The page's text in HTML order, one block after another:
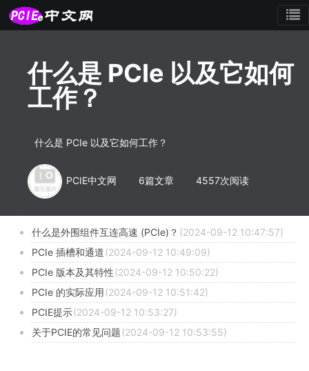
什么是 PCIe 以及它如何
工作？
什么是 PCIe 以及它如何工作？
PCIE中文网 6篇文章 4557次阅读
什么是外围组件互连高速 (PCIe)？ (2024-09-12 10:47:57)
PCIe 插槽和通道(2024-09-12 10:49:09)
PCIe 版本及其特性(2024-09-12 10:50:22)
PCIe 的实际应用(2024-09-12 10:51:42)
PCIE提示(2024-09-12 10:53:27)
关于PCIE的常见问题(2024-09-12 10:53:55)